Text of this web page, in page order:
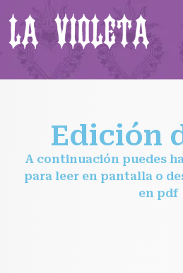
Edición
A continuación puedes
para leer en pantalla o
en pdf